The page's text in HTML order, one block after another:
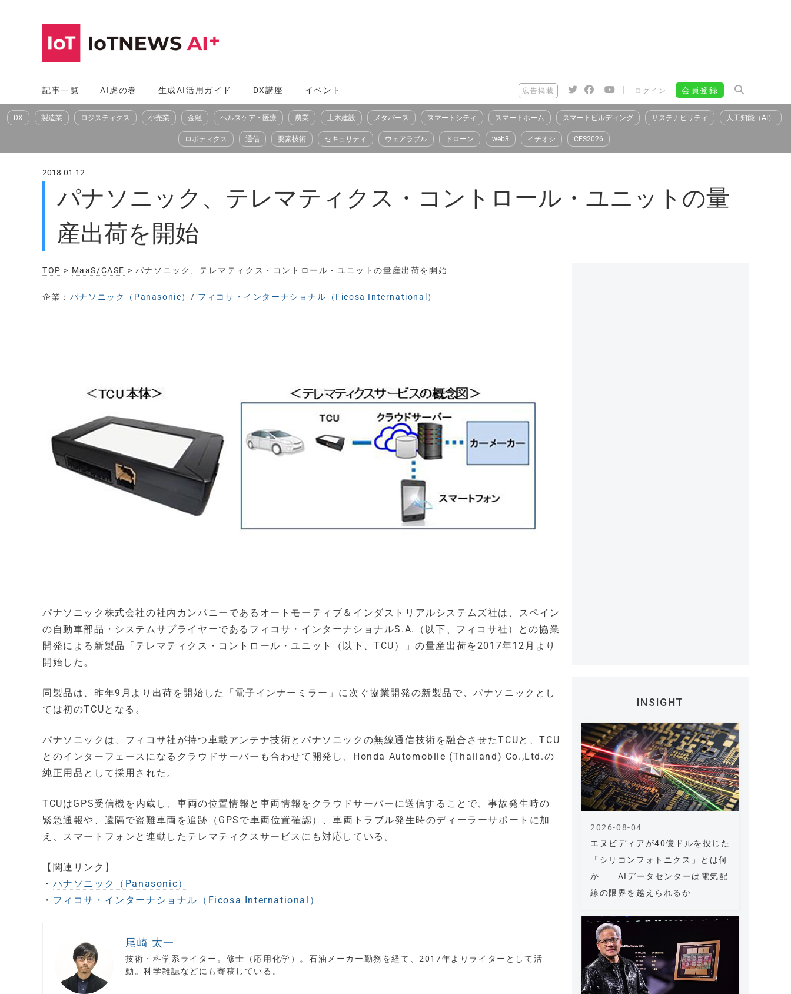
へ
ス
記事一覧 AI虎の巻 生成AI活用ガイド DX講座 イベント 広告掲載 | ログイン 会員登録
DX 製造業 ロジスティクス 小売業 金融 ヘルスケア・医療 農業 土木建設 メタバース スマートシティ スマートホーム スマートビルディング サステナビリティ 人工知能（AI）
ロボティクス 通信 要素技術 セキュリティ ウェアラブル ドローン web3 イチオシ CES2026
2018-01-12
パナソニック、テレマティクス・コントロール・ユニットの量
産出荷を開始
TOP > MaaS/CASE > パナソニック、テレマティクス・コントロール・ユニットの量産出荷を開始
企業： パナソニック（Panasonic） / フィコサ・インターナショナル（Ficosa International）
パナソニック株式会社の社内カンパニーであるオートモーティブ＆インダストリアルシステムズ社は、スペイン
の自動車部品・システムサプライヤーであるフィコサ・インターナショナルS.A.（以下、フィコサ社）との協業
開発による新製品「テレマティクス・コントロール・ユニット（以下、TCU）」の量産出荷を2017年12月より
開始した。
同製品は、昨年9月より出荷を開始した「電子インナーミラー」に次ぐ協業開発の新製品で、パナソニックとし
ては初のTCUとなる。
パナソニックは、フィコサ社が持つ車載アンテナ技術とパナソニックの無線通信技術を融合させたTCUと、TCU
とのインターフェースになるクラウドサーバーも合わせて開発し、Honda Automobile (Thailand) Co.,Ltd.の
純正用品として採用された。
TCUはGPS受信機を内蔵し、車両の位置情報と車両情報をクラウドサーバーに送信することで、事故発生時の
緊急通報や、遠隔で盗難車両を追跡（GPSで車両位置確認）、車両トラブル発生時のディーラーサポートに加
え、スマートフォンと連動したテレマティクスサービスにも対応している。
【関連リンク】
・ パナソニック（Panasonic）
・ フィコサ・インターナショナル（Ficosa International）
尾崎 太一
技術・科学系ライター。修士（応用化学）。石油メーカー勤務を経て、2017年よりライターとして活
動。科学雑誌などにも寄稿している。
INSIGHT
エヌビディアが40億ドルを投じた
「シリコンフォトニクス」とは何
か ―AIデータセンターは電気配
線の限界を越えられるか
2026-08-04